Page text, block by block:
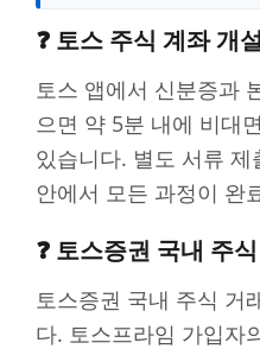
❓ 토스 주식 계좌 개
토스 앱에서 신분증과
으면 약 5분 내에 비대
있습니다. 별도 서류
안에서 모든 과정이 완
❓ 토스증권 국내 주
토스증권 국내 주식 거
다. 토스프라임 가입자